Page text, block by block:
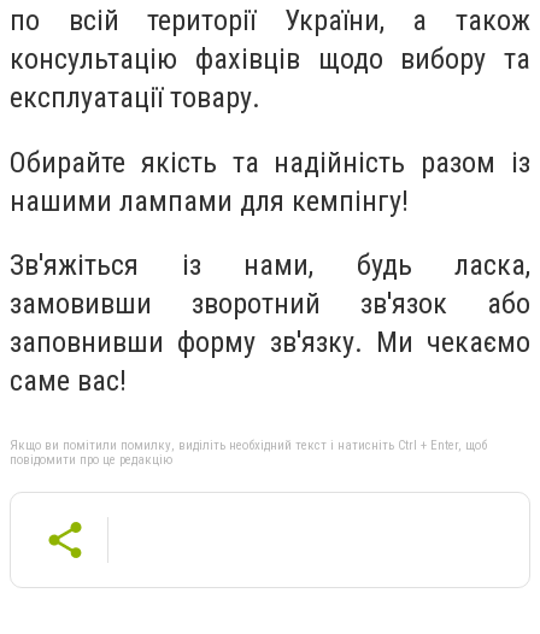
по всій території України, а також
консультацію фахівців щодо вибору та
експлуатації товару.
Обирайте якість та надійність разом із
нашими лампами для кемпінгу!
Зв'яжіться із нами, будь ласка,
замовивши зворотний зв'язок або
заповнивши форму зв'язку. Ми чекаємо
саме вас!
Якщо ви помітили помилку, виділіть необхідний текст і натисніть Ctrl + Enter, щоб
повідомити про це редакцію